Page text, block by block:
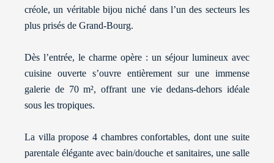
créole, un véritable bijou niché dans l’un des secteurs les
plus prisés de Grand-Bourg.
Dès l’entrée, le charme opère : un séjour lumineux avec
cuisine ouverte s’ouvre entièrement sur une immense
galerie de 70 m², offrant une vie dedans-dehors idéale
sous les tropiques.
La villa propose 4 chambres confortables, dont une suite
parentale élégante avec bain/douche et sanitaires, une salle